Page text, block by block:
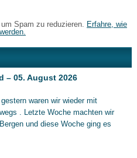
Spam zu reduzieren. Erfahre, wie
– 05. August 2026
waren wir wieder mit
. Letzte Woche machten wir
und diese Woche ging es